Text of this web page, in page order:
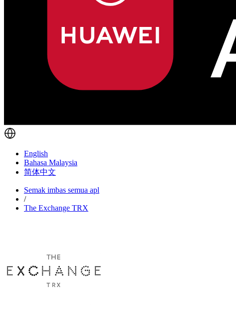
English
Bahasa Malaysia
简体中文
Semak imbas semua apl
/
The Exchange TRX